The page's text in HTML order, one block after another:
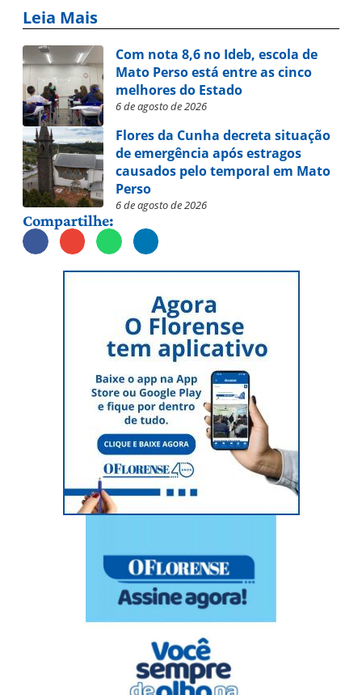
Leia Mais
Com nota 8,6 no Ideb, escola de
Mato Perso está entre as cinco
melhores do Estado
6 de agosto de 2026
Flores da Cunha decreta situação
de emergência após estragos
causados pelo temporal em Mato
Perso
6 de agosto de 2026
Compartilhe: